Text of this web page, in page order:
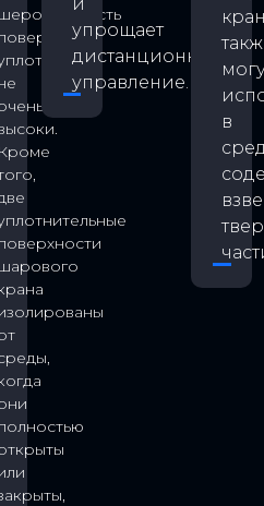
Кроме
упрощает
дистанционное
управление.
в